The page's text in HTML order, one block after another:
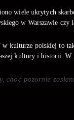
wiele ukrytych
w Warszawie
kulturze polskiej to
kultury i historii. W
choć pozornie